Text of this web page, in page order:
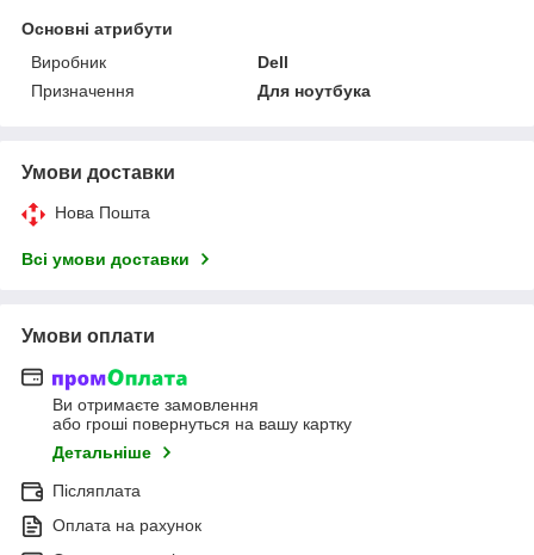
Основні атрибути
Виробник
Dell
Призначення
Для ноутбука
Умови доставки
Нова Пошта
Всі умови доставки
Умови оплати
Ви отримаєте замовлення
або гроші повернуться на вашу картку
Детальніше
Післяплата
Оплата на рахунок